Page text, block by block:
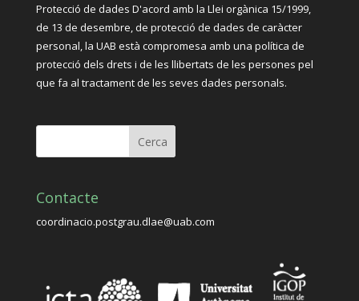
Protecció de dades D'acord amb la Llei orgànica 15/1999,
de 13 de desembre, de protecció de dades de caràcter
personal, la UAB està compromesa amb una política de
protecció dels drets i de les llibertats de les persones pel
que fa al tractament de les seves dades personals.
Contacte
coordinacio.postgrau.dlae@uab.com